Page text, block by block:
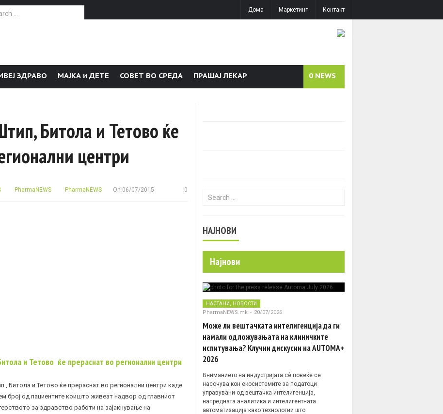
for:
Дома Маркетинг Контакт
ЗДРАВО МАЈКА и ДЕТЕ СОВЕТ ВО СРЕДА ПРАШАЈ ЛЕКАР 0 NEWS
Битола и Тетово ќе
центри
PharmaNEWS PharmaNEWS On 06/07/2015 0
и Тетово ќе прераснат во регионални центри
, Битола и Тетово ќе прераснат во регионални центри каде
број од пациентите коишто живеат надвор од главниот
за здравство работи на зајакнување на
Search for:
НАЈНОВИ
Најнови
НАСТАНИ , НОВОСТИ
PharmaNEWS.mk - 20/07/2026
Може ли вештачката интелигенција да ги
намали одложувањата на клиничките
испитувања? Клучни дискусии на AUTOMA+
2026
Вниманието на индустријата сè повеќе се
насочува кон екосистемите за податоци
управувани од вештачка интелигенција,
напредната аналитика и интелигентната
автоматизација како технологии што